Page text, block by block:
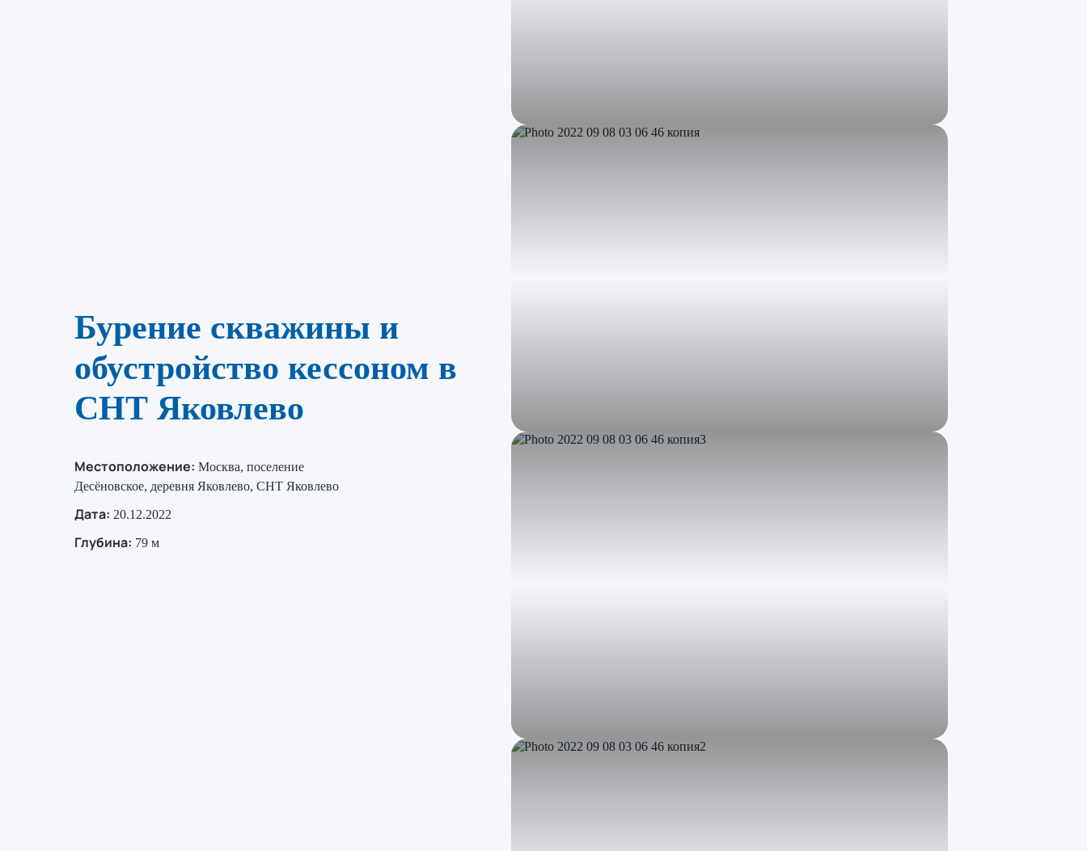
Бурение скважины и
обустройство кессоном в
СНТ Яковлево
Местоположение: Москва, поселение
Десёновское, деревня Яковлево, СНТ Яковлево
Дата: 20.12.2022
Глубина: 79 м